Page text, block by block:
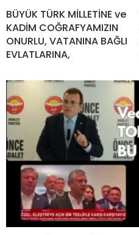
BÜYÜK TÜRK MİLLETİNE ve
KADİM COĞRAFYAMIZIN
ONURLU, VATANINA BAĞLI
EVLATLARINA,